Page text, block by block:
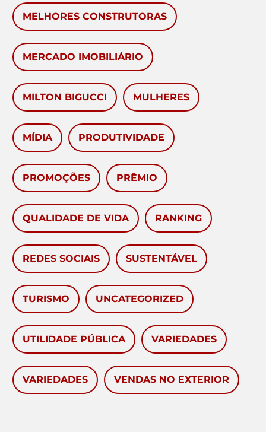
MELHORES CONSTRUTORAS
MERCADO IMOBILIÁRIO
MILTON BIGUCCI MULHERES
MÍDIA PRODUTIVIDADE
PROMOÇÕES PRÊMIO
QUALIDADE DE VIDA RANKING
REDES SOCIAIS SUSTENTÁVEL
TURISMO UNCATEGORIZED
UTILIDADE PÚBLICA VARIEDADES
VARIEDADES VENDAS NO EXTERIOR